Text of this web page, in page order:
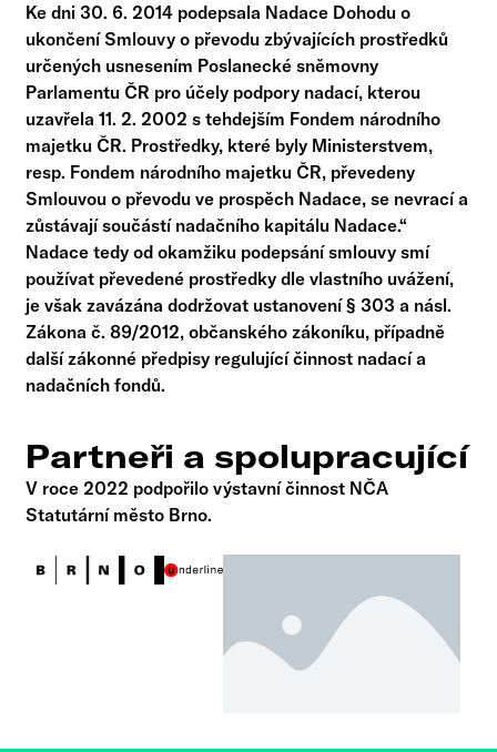
Ke dni 30. 6. 2014 podepsala Nadace Dohodu o
ukončení Smlouvy o převodu zbývajících prostředků
určených usnesením Poslanecké sněmovny
Parlamentu ČR pro účely podpory nadací, kterou
uzavřela 11. 2. 2002 s tehdejším Fondem národního
majetku ČR. Prostředky, které byly Ministerstvem,
resp. Fondem národního majetku ČR, převedeny
Smlouvou o převodu ve prospěch Nadace, se nevrací a
zůstávají součástí nadačního kapitálu Nadace.“
Nadace tedy od okamžiku podepsání smlouvy smí
používat převedené prostředky dle vlastního uvážení,
je však zavázána dodržovat ustanovení § 303 a násl.
Zákona č. 89/2012, občanského zákoníku, případně
další zákonné předpisy regulující činnost nadací a
nadačních fondů.
Partneři a spolupracující
V roce 2022 podpořilo výstavní činnost NČA
Statutární město Brno.